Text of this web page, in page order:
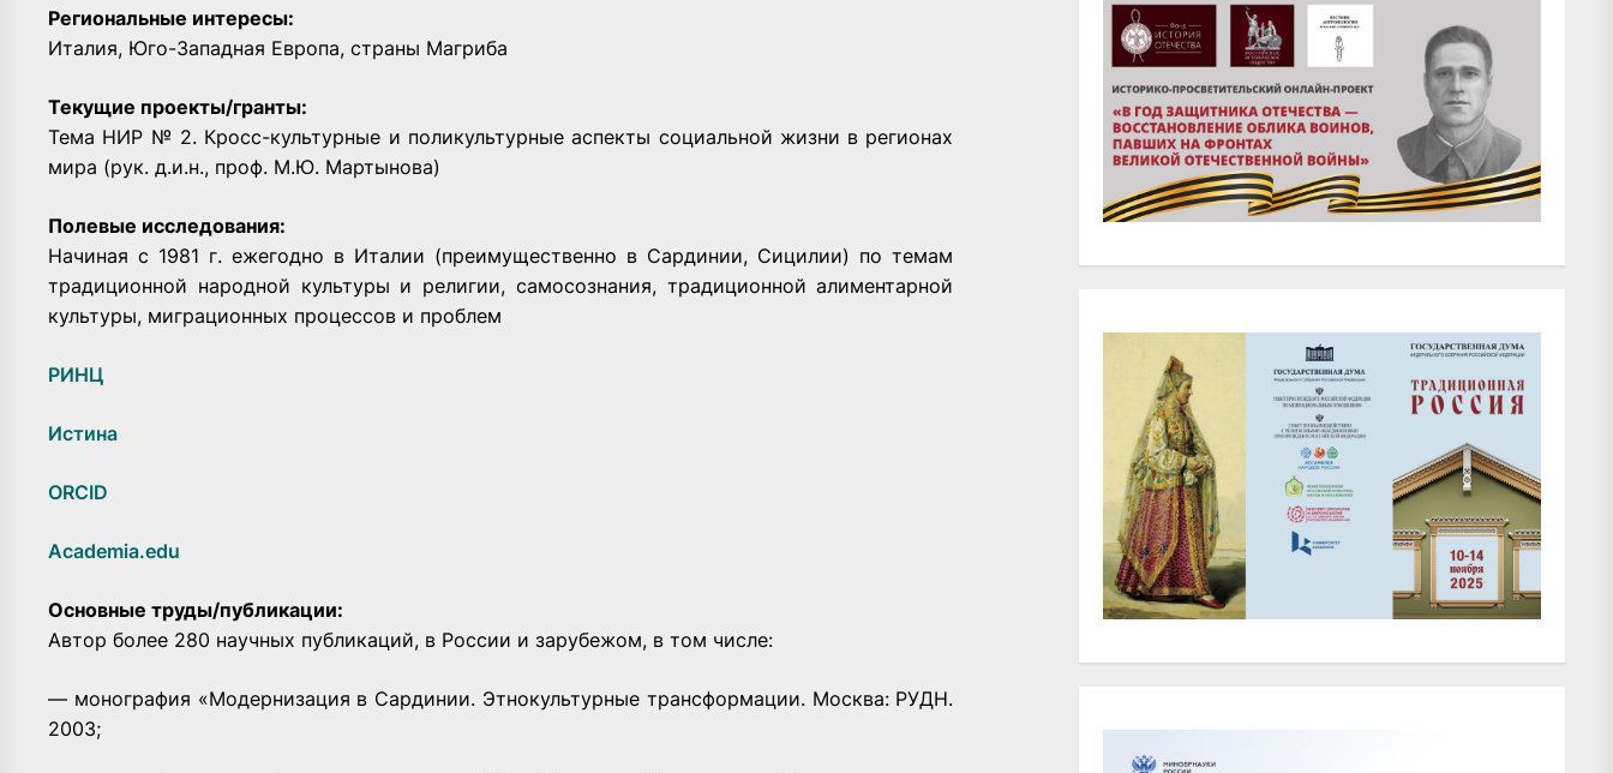
Региональные интересы:
Италия, Юго-Западная Европа, страны Магриба
Текущие проекты/гранты:
Тема НИР № 2. Кросс-культурные и поликультурные аспекты социальной жизни в регионах
мира (рук. д.и.н., проф. М.Ю. Мартынова)
Полевые исследования:
Начиная с 1981 г. ежегодно в Италии (преимущественно в Сардинии, Сицилии) по темам
традиционной народной культуры и религии, самосознания, традиционной алиментарной
культуры, миграционных процессов и проблем
РИНЦ
Истина
ORCID
Academia.edu
Основные труды/публикации:
Автор более 280 научных публикаций, в России и зарубежом, в том числе:
— монография «Модернизация в Сардинии. Этнокультурные трансформации. Москва: РУДН.
2003;